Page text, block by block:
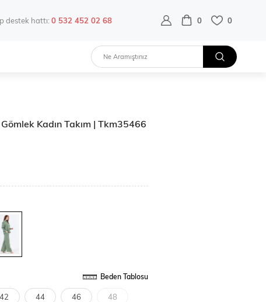
destek hattı:0 532 452 02 68 0 0
Kadın Takım | Tkm35466
Beden Tablosu
42 44 46 48